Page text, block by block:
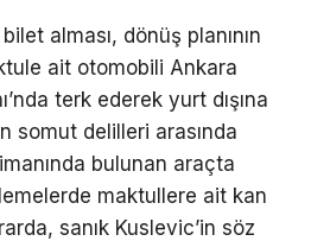
alması, dönüş planının
ait otomobili Ankara
terk ederek yurt dışına
somut delilleri arasında
bulunan araçta
maktullere ait kan
sanık Kuslevic’in söz